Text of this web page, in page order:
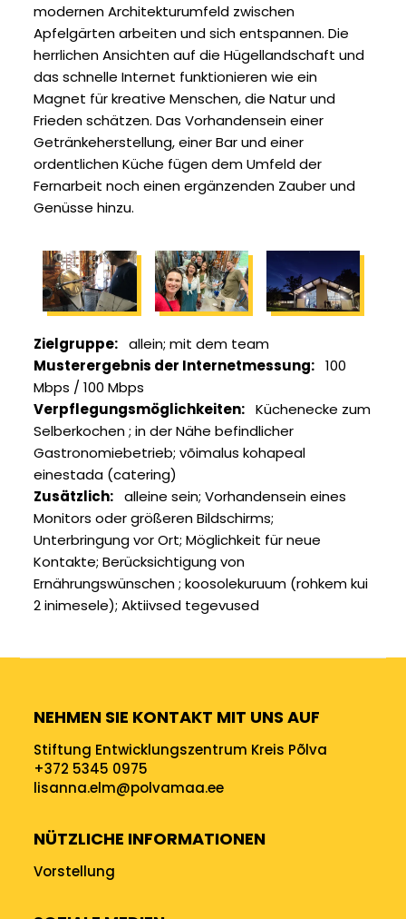
modernen Architekturumfeld zwischen
Apfelgärten arbeiten und sich entspannen. Die
herrlichen Ansichten auf die Hügellandschaft und
das schnelle Internet funktionieren wie ein
Magnet für kreative Menschen, die Natur und
Frieden schätzen. Das Vorhandensein einer
Getränkeherstellung, einer Bar und einer
ordentlichen Küche fügen dem Umfeld der
Fernarbeit noch einen ergänzenden Zauber und
Genüsse hinzu.
Zielgruppe allein mit dem team
Musterergebnis der Internetmessung
100
Mbps / 100 Mbps
Verpflegungsmöglichkeiten
Küchenecke zum
Selberkochen in der Nähe befindlicher
Gastronomiebetrieb võimalus kohapeal
einestada (catering)
Zusätzlich
alleine sein Vorhandensein eines
Monitors oder größeren Bildschirms
Unterbringung vor Ort Möglichkeit für neue
Kontakte Berücksichtigung von
Ernährungswünschen koosolekuruum (rohkem kui
2 inimesele) Aktiivsed tegevused
NEHMEN SIE KONTAKT MIT UNS AUF
Stiftung Entwicklungszentrum Kreis Põlva
+372 5345 0975
lisanna.elm@polvamaa.ee
NÜTZLICHE INFORMATIONEN
Vorstellung